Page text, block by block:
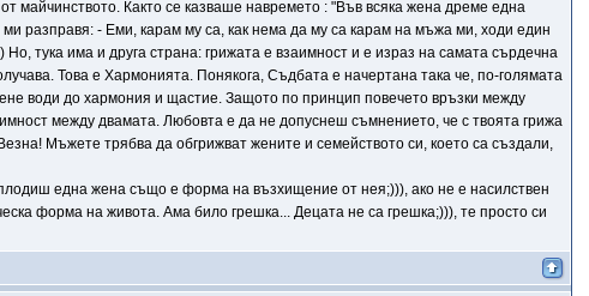
майчинството. Както се казваше навремето : "Във всяка жена дреме една
разправя: - Еми, карам му са, как нема да му са карам на мъжа ми, ходи един
тука има и друга страна: грижата е взаимност и е израз на самата сърдечна
Това е Хармонията. Понякога, Съдбата е начертана така че, по-голямата
води до хармония и щастие. Защото по принцип повечето връзки между
между двамата. Любовта е да не допуснеш съмнението, че с твоята грижа
Мъжете трябва да обгрижват жените и семейството си, което са създали,
една жена също е форма на възхищение от нея;))), ако не е насилствен
форма на живота. Ама било грешка... Децата не са грешка;))), те просто си